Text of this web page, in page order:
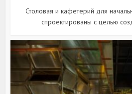
Столовая и кафетерий для
спроектированы с целью